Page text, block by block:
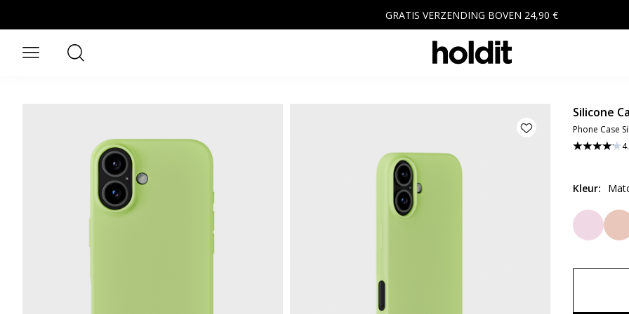
GRATIS VERZENDING BOVEN 24,90 €
Open menuZoeken
Silicone
Phone Case
Kleur: